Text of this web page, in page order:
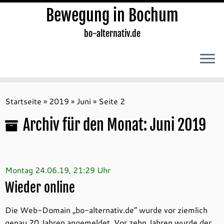
Inhalt
Bewegung in Bochum
bo-alternativ.de
Startseite » 2019 » Juni » Seite 2
Archiv für den Monat:Juni 2019
Montag 24.06.19, 21:29 Uhr
Wieder online
Die Web-Domain „bo-alternativ.de“ wurde vor ziemlich